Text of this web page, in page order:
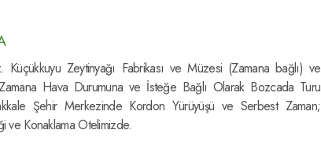
Küçükkuyu Zeytinyağı Fabrikası ve Müzesi (Zamana bağlı) ve
Hava Durumuna ve İsteğe Bağlı Olarak Bozcada Turu
Şehir Merkezinde Kordon Yürüyüşü ve Serbest Zaman;
ve Konaklama Otelimizde.